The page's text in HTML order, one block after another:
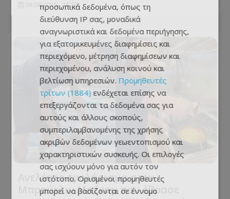
08.08.2026 - 15:35
Ανελέητο τρολάρισμα στον
Μπρούκλιν Μπέκαμ που έβρασε
προσωπικά δεδομένα, όπως τη
διεύθυνση IP σας, μοναδικά
αναγνωριστικά και δεδομένα περιήγησης,
για εξατομικευμένες διαφημίσεις και
περιεχόμενο, μέτρηση διαφημίσεων και
περιεχομένου, ανάλυση κοινού και
βελτίωση υπηρεσιών. Προμηθευτές
τρίτων (1884) ενδέχεται επίσης να
επεξεργάζονται τα δεδομένα σας για
αυτούς και άλλους σκοπούς,
συμπεριλαμβανομένης της χρήσης
ακριβών δεδομένων γεωεντοπισμού και
χαρακτηριστικών συσκευής. Οι επιλογές
σας ισχύουν μόνο για αυτόν τον
ιστότοπο. Ορισμένοι προμηθευτές
μπορεί να βασίζονται σε έννομο